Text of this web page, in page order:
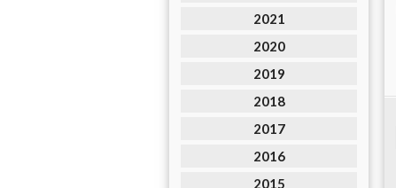
2021
2020
2019
2018
2017
2016
2015